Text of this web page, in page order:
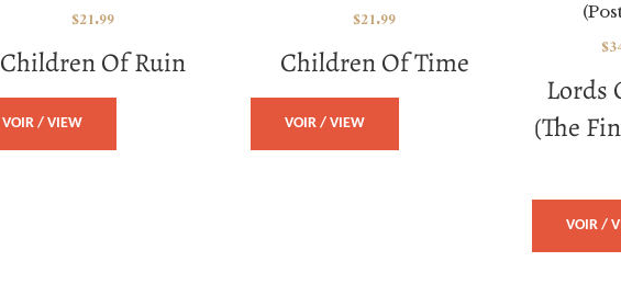
Children Of Ruin
$21.99
VOIR / VIEW
Children Of Time
$21.99
VOIR / VIEW
Lords
(The
$
VOIR /